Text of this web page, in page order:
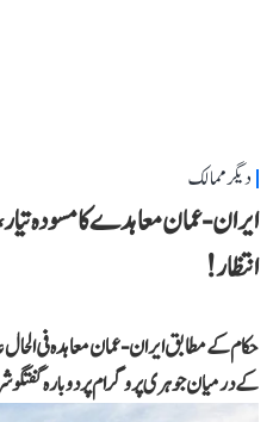
دیگر ممالک
ایران-عمان معاہدے کا مسودہ
انتظار!
حکام کے مطابق ایران-عمان معاہدہ فی
کے درمیان جوہری پروگرام پر دوبارہ